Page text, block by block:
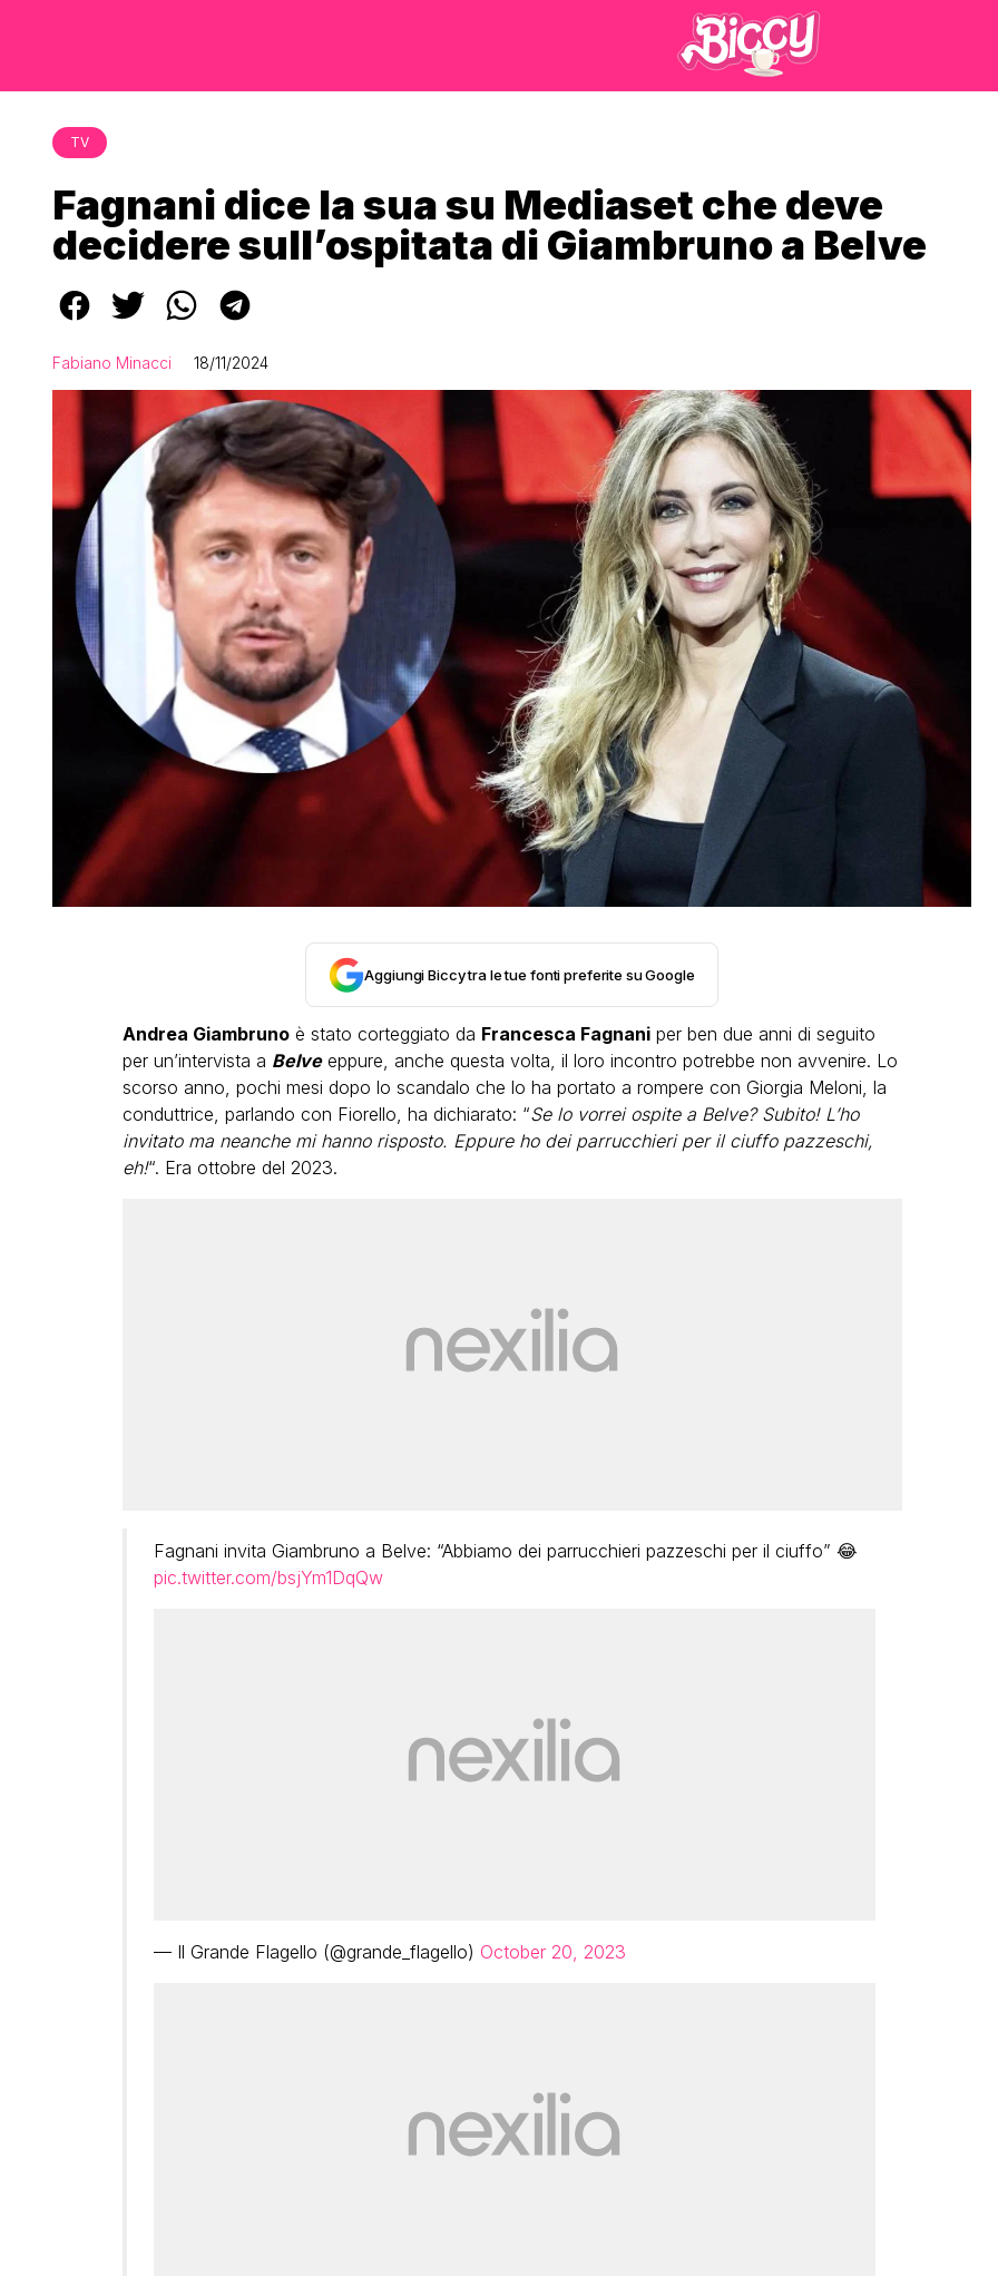
TV
Fagnani dice la sua su Mediaset che deve
decidere sull’ospitata di Giambruno a Belve
Fabiano Minacci 18/11/2024
Aggiungi Biccy tra le tue fonti preferite su Google
Andrea Giambrunoè stato corteggiato da Francesca Fagnaniper ben due anni di seguito
per un’intervista a Belveeppure, anche questa volta, il loro incontro potrebbe non avvenire. Lo
scorso anno, pochi mesi dopo lo scandalo che lo ha portato a rompere con Giorgia Meloni, la
conduttrice, parlando con Fiorello, ha dichiarato: “Se lo vorrei ospite a Belve? Subito! L’ho
invitato ma neanche mi hanno risposto. Eppure ho dei parrucchieri per il ciuffo pazzeschi,
eh!“. Era ottobre del 2023.
Fagnani invita Giambruno a Belve: “Abbiamo dei parrucchieri pazzeschi per il ciuffo” 😂
pic.twitter.com/bsjYm1DqQw
— Il Grande Flagello (@grande_flagello) October 20, 2023